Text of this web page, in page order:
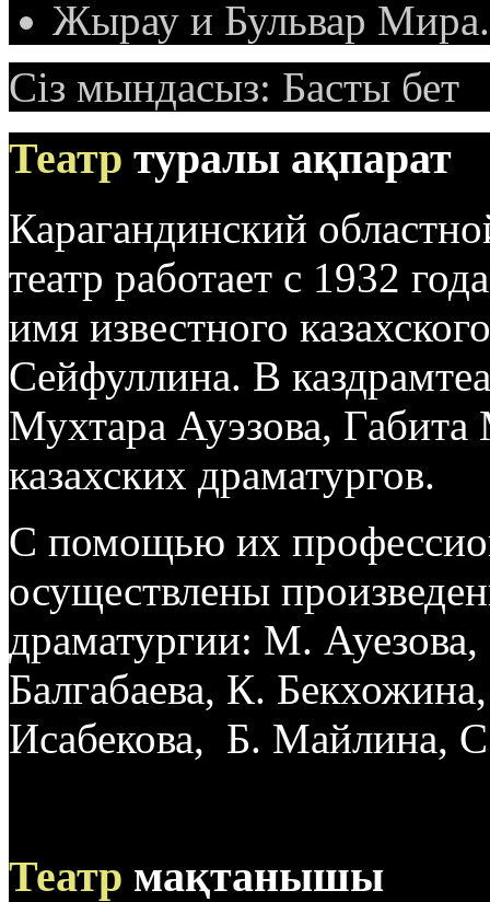
Сіз мындасыз: Басты бет
Театр туралы ақпарат
Карагандинский
театр работает с 1932
имя известного
Сейфуллина. В
Мухтара Ауэзова,
казахских драматургов.
С помощью их
осуществлены
драматургии: М.
Балгабаева, К.
Исабекова, Б. Майлина,
Театр мақтанышы